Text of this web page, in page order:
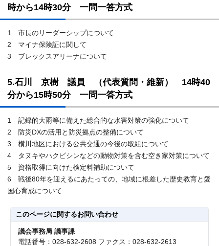
時から14時30分 一問一答方式
1 市長のリーダーシップについて
2 マイナ保険証に関して
3 ブレックスアリーナについて
5.石川 京樹 議員 （代表質問・維新） 14時40
分から15時50分 一問一答方式
1 記録的大雨等に備えた総合的な水害対策の強化について
2 防災DXの活用と防災拠点の整備について
3 横川地区における公共交通の今後の取組について
4 タヌキやハクビシンなどの動物対策を含む空き家対策について
5 資格取得に向けた検定料補助について
6 戦後80年を迎えるにあたっての、地域に根差した歴史教育と愛
国心育成について
このページに関するお問い合わせ
議会事務局 議事課
電話番号：028-632-2608 ファクス：028-632-2613